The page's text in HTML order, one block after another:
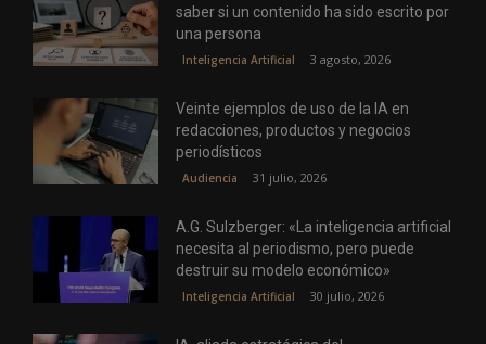
saber si un contenido ha sido escrito por
una persona
Inteligencia Artificial 3 agosto, 2026
Veinte ejemplos de uso de la IA en
redacciones, productos y negocios
periodísticos
Audiencia 31 julio, 2026
A.G. Sulzberger: «La inteligencia artificial
necesita al periodismo, pero puede
destruir su modelo económico»
Inteligencia Artificial 30 julio, 2026